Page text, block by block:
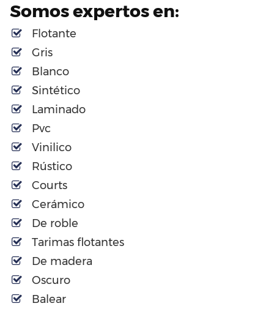
Somos expertos en:
Flotante
Gris
Blanco
Sintético
Laminado
Pvc
Vinilico
Rústico
Courts
Cerámico
De roble
Tarimas flotantes
De madera
Oscuro
Balear